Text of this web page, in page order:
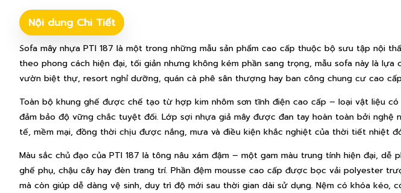
Nội dung Chi Tiết
Sofa mây nhựa PTI 187 là một trong những mẫu sản phẩm cao cấp thuộc bộ sưu tập nội
theo phong cách hiện đại, tối giản nhưng không kém phần sang trọng, mẫu sofa này là
vườn biệt thự, resort nghỉ dưỡng, quán cà phê sân thượng hay ban công chung cư cao
Toàn bộ khung ghế được chế tạo từ hợp kim nhôm sơn tĩnh điện cao cấp – loại vật liệu
đảm bảo độ vững chắc tuyệt đối. Lớp sợi nhựa giả mây được đan tay hoàn toàn bởi nghệ
tế, mềm mại, đồng thời chịu được nắng, mưa và điều kiện khắc nghiệt của thời tiết nhiệt
Màu sắc chủ đạo của PTI 187 là tông nâu xám đậm – một gam màu trung tính hiện đại,
ghế phụ, chậu cây hay đèn trang trí. Phần đệm mousse cao cấp được bọc vải polyester
mà còn giúp dễ dàng vệ sinh, duy trì độ mới sau thời gian dài sử dụng. Nệm có khóa kéo,